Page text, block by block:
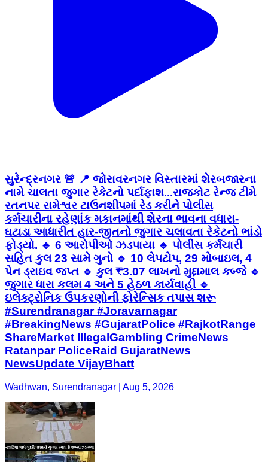
સુરેન્દ્રનગર 🚨 📍 જોરાવરનગર વિસ્તારમાં શેરબજારના
નામે ચાલતા જુગાર રેકેટનો પર્દાફાશ...રાજકોટ રેન્જ ટીમે
રતનપર રામેશ્વર ટાઉનશીપમાં રેડ કરીને પોલીસ
કર્મચારીના રહેણાંક મકાનમાંથી શેરના ભાવના વધારા-
ઘટાડા આધારીત હાર-જીતનો જુગાર ચલાવતા રેકેટનો ભાંડો
ફોડ્યો. 🔹 6 આરોપીઓ ઝડપાયા 🔹 પોલીસ કર્મચારી
સહિત કુલ 23 સામે ગુનો 🔹 10 લેપટોપ, 29 મોબાઇલ, 4
પેન ડ્રાઇવ જપ્ત 🔹 કુલ ₹3.07 લાખનો મુદ્દામાલ કબ્જે 🔹
જુગાર ધારા કલમ 4 અને 5 હેઠળ કાર્યવાહી 🔹
ઇલેક્ટ્રોનિક ઉપકરણોની ફોરેન્સિક તપાસ શરૂ
#Surendranagar #Joravarnagar
#BreakingNews #GujaratPolice #RajkotRange
ShareMarket IllegalGambling CrimeNews
Ratanpar PoliceRaid GujaratNews
NewsUpdate VijayBhatt
Wadhwan, Surendranagar | Aug 5, 2026